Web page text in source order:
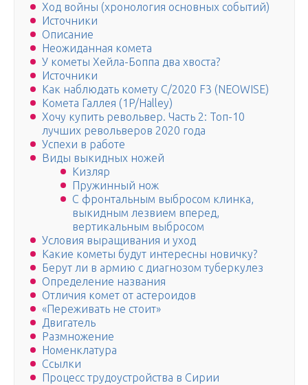
Ход войны (хронология основных событий)
Источники
Описание
Неожиданная комета
У кометы Хейла-Боппа два хвоста?
Источники
Как наблюдать комету C/2020 F3 (NEOWISE)
Комета Галлея (1P/Halley)
Хочу купить револьвер. Часть 2: Топ-10
лучших револьверов 2020 года
Успехи в работе
Виды выкидных ножей
Кизляр
Пружинный нож
С фронтальным выбросом клинка,
выкидным лезвием вперед,
вертикальным выбросом
Условия выращивания и уход
Какие кометы будут интересны новичку?
Берут ли в армию с диагнозом туберкулез
Определение названия
Отличия комет от астероидов
«Переживать не стоит»
Двигатель
Размножение
Номенклатура
Ссылки
Процесс трудоустройства в Сирии